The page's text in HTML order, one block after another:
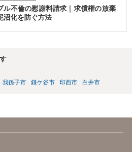
成立するかといわれると、成立しない
いと思われます。 ３について 和解をする
設けることがほとんどです。 清算条項
れをもってお互いに今後一切請求しな
細なご事情をお伺いすればより適切な回
護士に相談すべき事案かと存じますの
をお勧めいたします。
ル不倫の慰謝料請求｜求償権の放棄
沼化を防ぐ方法
我孫子市 鎌ケ谷市 印西市 白井市